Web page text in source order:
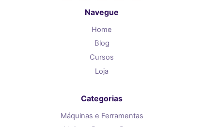
Navegue
Home
Blog
Cursos
Loja
Categorias
Máquinas e Ferramentas